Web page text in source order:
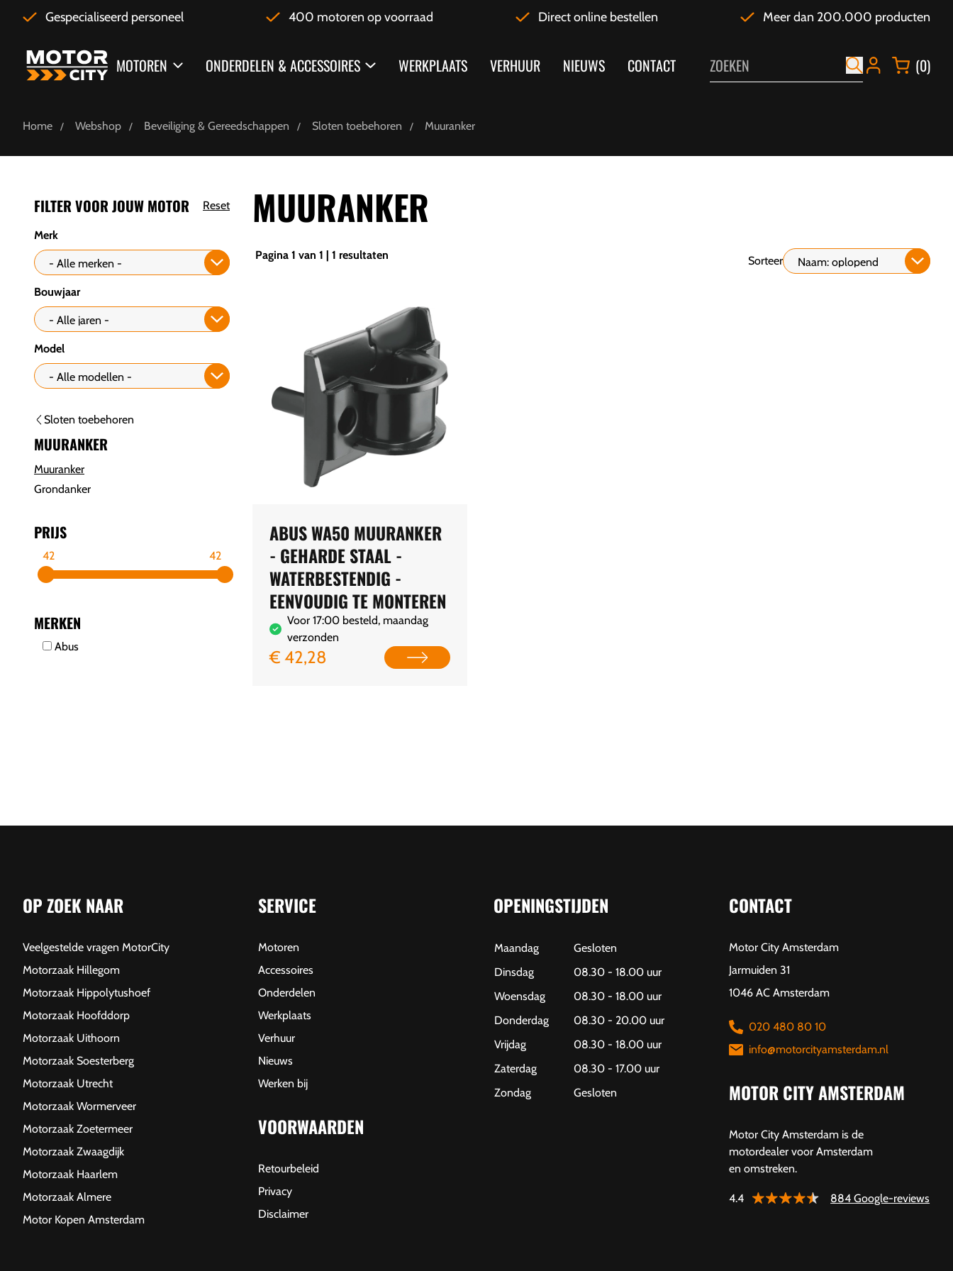
Gespecialiseerd personeel 400 motoren op voorraad Direct online bestellen Meer dan 200.000 producten
MOTOREN ONDERDELEN & ACCESSOIRES WERKPLAATS VERHUUR NIEUWS CONTACT (0)
Home Webshop Beveiliging & Gereedschappen Sloten toebehoren Muuranker
FILTER VOOR JOUW MOTOR Reset
Merk
Bouwjaar
Model
Sloten toebehoren
MUURANKER
Muuranker
Grondanker
PRIJS
42 42
MERKEN
Abus
MUURANKER
Pagina 1 van 1 | 1 resultaten Sorteer
ABUS WA50 MUURANKER
- GEHARDE STAAL -
WATERBESTENDIG -
EENVOUDIG TE MONTEREN
Voor 17:00 besteld, maandag
verzonden
€ 42,28
OP ZOEK NAAR
Veelgestelde vragen MotorCity
Motorzaak Hillegom
Motorzaak Hippolytushoef
Motorzaak Hoofddorp
Motorzaak Uithoorn
Motorzaak Soesterberg
Motorzaak Utrecht
Motorzaak Wormerveer
Motorzaak Zoetermeer
Motorzaak Zwaagdijk
Motorzaak Haarlem
Motorzaak Almere
Motor Kopen Amsterdam
SERVICE
Motoren
Accessoires
Onderdelen
Werkplaats
Verhuur
Nieuws
Werken bij
VOORWAARDEN
Retourbeleid
Privacy
Disclaimer
OPENINGSTIJDEN
Maandag
Gesloten
Dinsdag
08.30 - 18.00 uur
Woensdag
08.30 - 18.00 uur
Donderdag
08.30 - 20.00 uur
Vrijdag
08.30 - 18.00 uur
Zaterdag
08.30 - 17.00 uur
Zondag
Gesloten
CONTACT
Motor City Amsterdam
Jarmuiden 31
1046 AC Amsterdam
020 480 80 10
info@motorcityamsterdam.nl
MOTOR CITY AMSTERDAM
Motor City Amsterdam is de
motordealer voor Amsterdam
en omstreken.
4.4 884 Google-reviews